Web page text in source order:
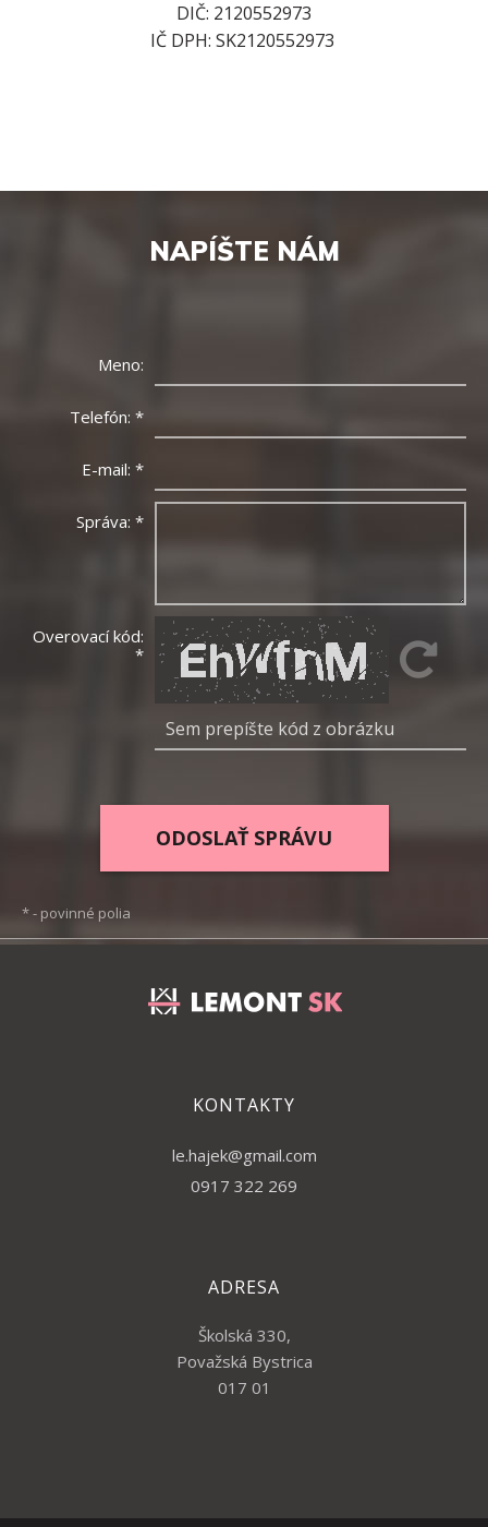
DIČ: 2120552973
IČ DPH: SK2120552973
NAPÍŠTE NÁM
Meno:
Telefón: *
E-mail: *
Správa: *
Overovací kód:
*
*- povinné polia
KONTAKTY
le.hajek@gmail.com
0917 322 269
ADRESA
Školská 330,
Považská Bystrica
017 01